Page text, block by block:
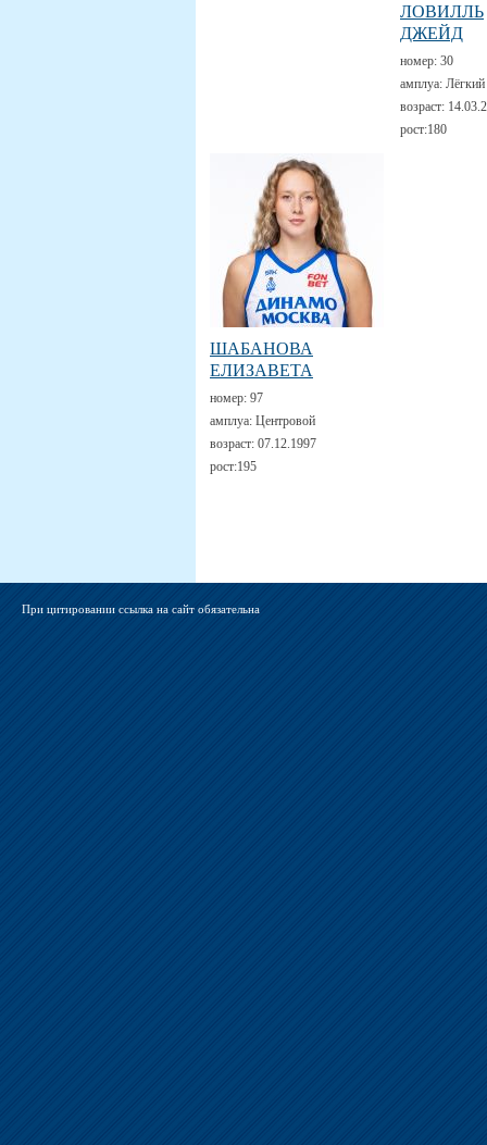
ЛОВИЛЛЬ
ДЖЕЙД
номер: 30
амплуа:
возраст:
рост:180
ШАБАНОВА
ЕЛИЗАВЕТА
номер: 97
амплуа: Центровой
возраст: 07.12.1997
рост:195
При цитировании ссылка на сайт обязательна